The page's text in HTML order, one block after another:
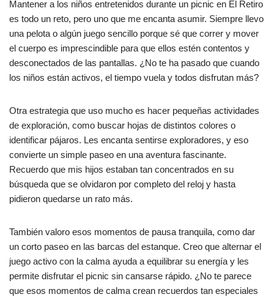
Mantener a los niños entretenidos durante un picnic en El Retiro
es todo un reto, pero uno que me encanta asumir. Siempre llevo
una pelota o algún juego sencillo porque sé que correr y mover
el cuerpo es imprescindible para que ellos estén contentos y
desconectados de las pantallas. ¿No te ha pasado que cuando
los niños están activos, el tiempo vuela y todos disfrutan más?
Otra estrategia que uso mucho es hacer pequeñas actividades
de exploración, como buscar hojas de distintos colores o
identificar pájaros. Les encanta sentirse exploradores, y eso
convierte un simple paseo en una aventura fascinante.
Recuerdo que mis hijos estaban tan concentrados en su
búsqueda que se olvidaron por completo del reloj y hasta
pidieron quedarse un rato más.
También valoro esos momentos de pausa tranquila, como dar
un corto paseo en las barcas del estanque. Creo que alternar el
juego activo con la calma ayuda a equilibrar su energía y les
permite disfrutar el picnic sin cansarse rápido. ¿No te parece
que esos momentos de calma crean recuerdos tan especiales